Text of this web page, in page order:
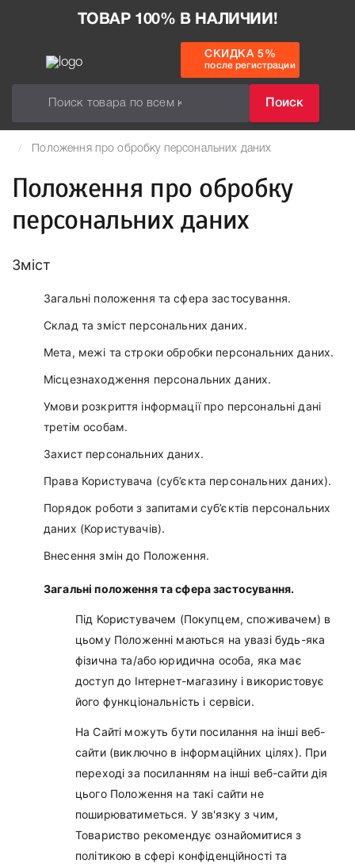
ТОВАР 100% В НАЛИЧИИ!
Поиск
СКИДКА 5%
после регистрации
Положення про обробку персональних даних
Положення про обробку
персональних даних
Зміст
Загальні положення та сфера застосування.
Склад та зміст персональних даних.
Мета, межі та строки обробки персональних даних.
Місцезнаходження персональних даних.
Умови розкриття інформації про персональні дані
третім особам.
Захист персональних даних.
Права Користувача (суб’єкта персональних даних).
Порядок роботи з запитами суб’єктів персональних
даних (Користувачів).
Внесення змін до Положення.
Загальні положення та сфера застосування.
Під Користувачем (Покупцем, споживачем) в
цьому Положенні маються на увазі будь-яка
фізична та/або юридична особа, яка має
доступ до Інтернет-магазину і використовує
його функціональність і сервіси.
На Сайті можуть бути посилання на інші веб-
сайти (виключно в інформаційних цілях). При
переході за посиланням на інші веб-сайти дія
цього Положення на такі сайти не
поширюватиметься. У зв'язку з чим,
Товариство рекомендує ознайомитися з
політикою в сфері конфіденційності та